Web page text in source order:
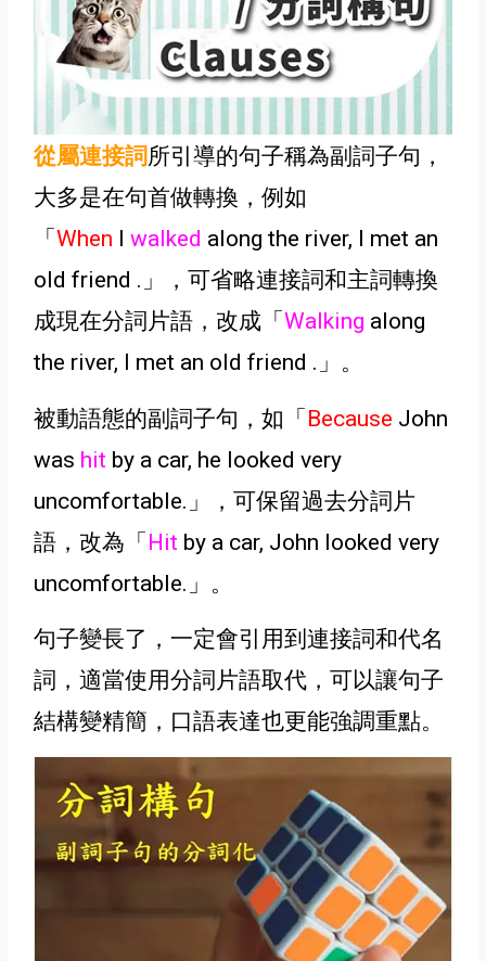
從屬連接詞所引導的句子稱為副詞子句 ，
大多是在句首做轉換 ，例如
「When Iwalked along the river, I met an
old friend . 」
，可省略連接詞和主詞轉換
成現在分詞片語，改成 「Walking along
the river, I met an old friend . 」 。
被動語態的副詞子句，如 「 Because John
was hit by a car, he looked very
uncomfortable. 」
，可保留過去分詞片
語，改為 「 Hit by a car, John looked very
uncomfortable. 」 。
句子變長了，一定會引用到連接詞和代名
詞，適當使用分詞片語取代 ，可以讓句子
結構變精簡，口語表達也更能強調重點。